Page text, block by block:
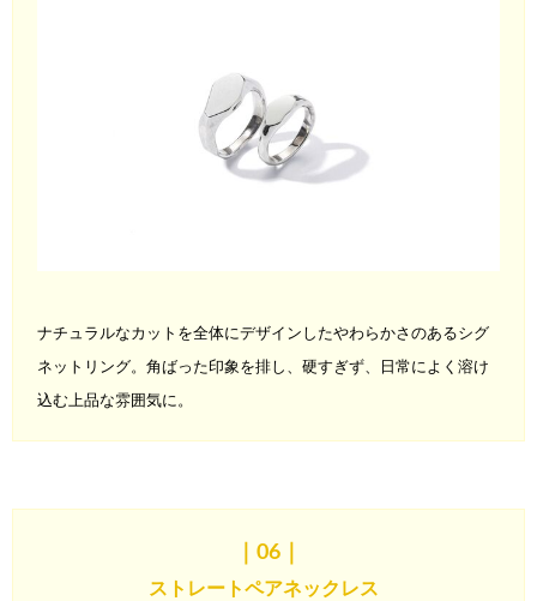
ナチュラルなカットを全体にデザインしたやわらかさのあるシグ
ネットリング。角ばった印象を排し、硬すぎず、日常によく溶け
込む上品な雰囲気に。
｜06
ストレートペアネックレス